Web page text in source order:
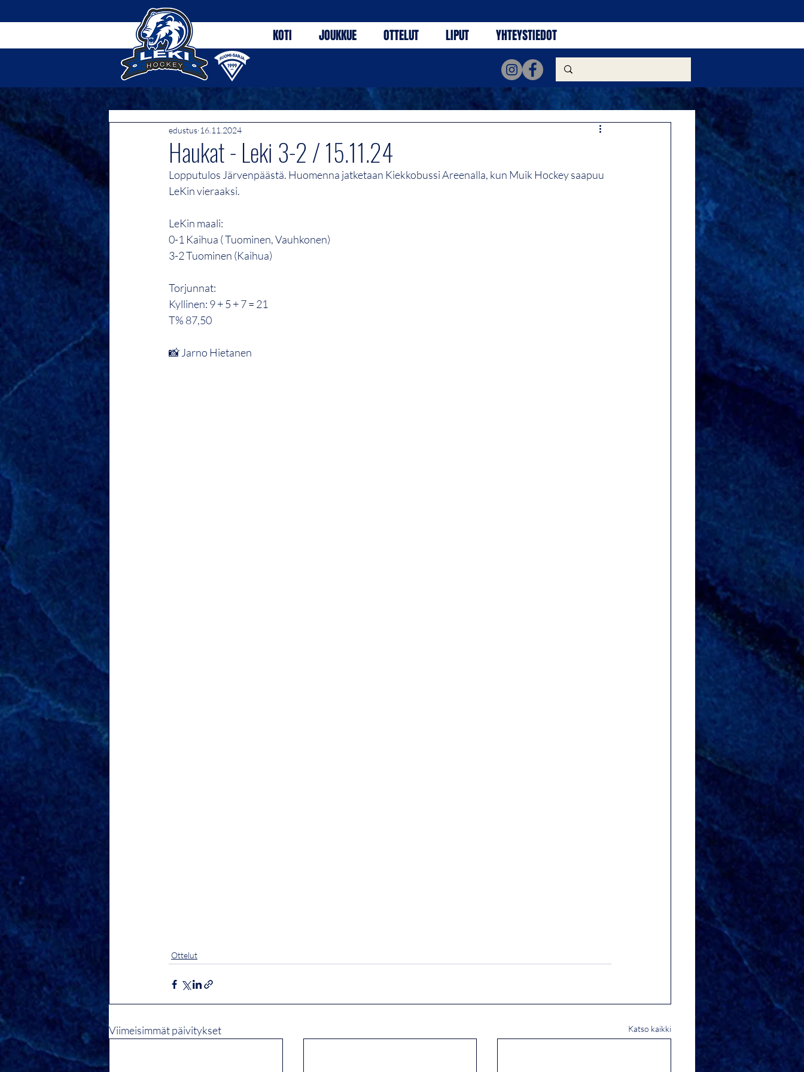
KOTI JOUKKUE OTTELUT LIPUT YHTEYSTIEDOT
Haukat - Leki 3-2 / 15.11.24
edustus 16.11.2024
Lopputulos Järvenpäästä. Huomenna jatketaan Kiekkobussi Areenalla, kun Muik Hockey saapuu
LeKin vieraaksi.
LeKin maali:
0-1 Kaihua ( Tuominen, Vauhkonen)
3-2 Tuominen (Kaihua)
Torjunnat:
Kyllinen: 9 + 5 + 7 = 21
T% 87,50
📸 Jarno Hietanen
Ottelut
Viimeisimmät päivitykset Katso kaikki